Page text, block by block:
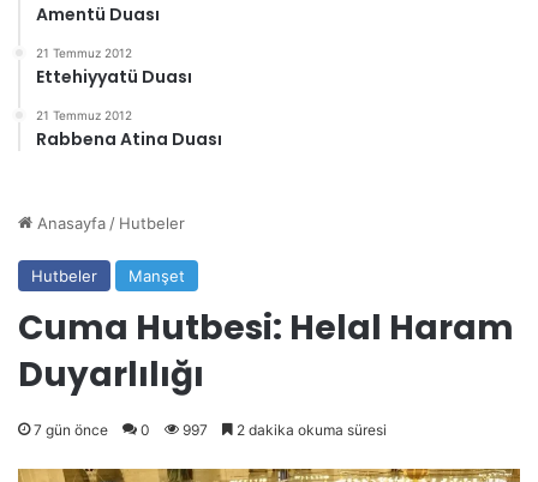
Amentü Duası
21 Temmuz 2012
Ettehiyyatü Duası
21 Temmuz 2012
Rabbena Atina Duası